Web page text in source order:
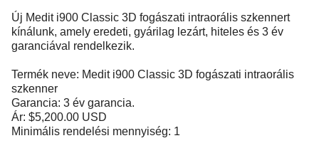
Új Medit i900 Classic 3D fogászati intraorális szkennert
kínálunk, amely eredeti, gyárilag lezárt, hiteles és 3 év
garanciával rendelkezik.
Termék neve: Medit i900 Classic 3D fogászati intraorális
szkenner
Garancia: 3 év garancia.
Ár: $5,200.00 USD
Minimális rendelési mennyiség: 1